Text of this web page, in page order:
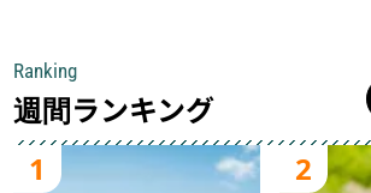
Ranking
週間ランキング
1 2